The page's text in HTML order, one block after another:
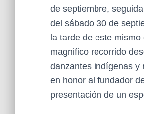
de septiembre,
del sábado 30 de
la tarde de este
magnifico recorrido
danzantes indígenas y
en honor al fundador
presentación de un